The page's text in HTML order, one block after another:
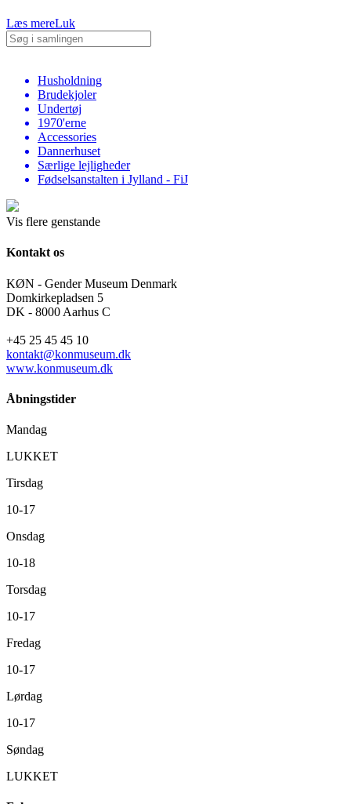
Læs mereLuk
Husholdning
Brudekjoler
Undertøj
1970'erne
Accessories
Dannerhuset
Særlige lejligheder
Fødselsanstalten i Jylland - FiJ
Vis flere genstande
Kontakt os
KØN - Gender Museum Denmark
Domkirkepladsen 5
DK - 8000 Aarhus C
+45 25 45 45 10
kontakt@konmuseum.dk
www.konmuseum.dk
Åbningstider
Mandag
LUKKET
Tirsdag
10-17
Onsdag
10-18
Torsdag
10-17
Fredag
10-17
Lørdag
10-17
Søndag
LUKKET